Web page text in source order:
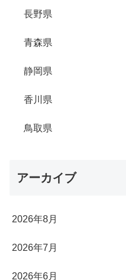
長野県
青森県
静岡県
香川県
鳥取県
アーカイブ
2026年8月
2026年7月
2026年6月